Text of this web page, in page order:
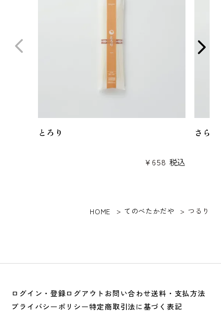
とろり
¥ 658 税込
さらり
HOME てのべたかだや つるり
ログイン・登録ログアウト お問い合わせ送料・支払方法
プライバシーポリシー特定商取引法に基づく表記